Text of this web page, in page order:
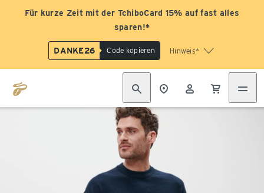
Für kurze Zeit mit der TchiboCard 15% auf fast alles
sparen!*
DANKE26 Code kopieren Hinweis*